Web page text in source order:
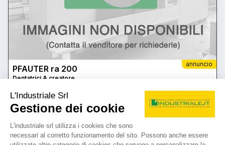
annuncio
PFAUTER ra 200
Dentatrici A creatore
prezzo su richiesta
Localizzazione: 🇮🇹 Italia
25IND775